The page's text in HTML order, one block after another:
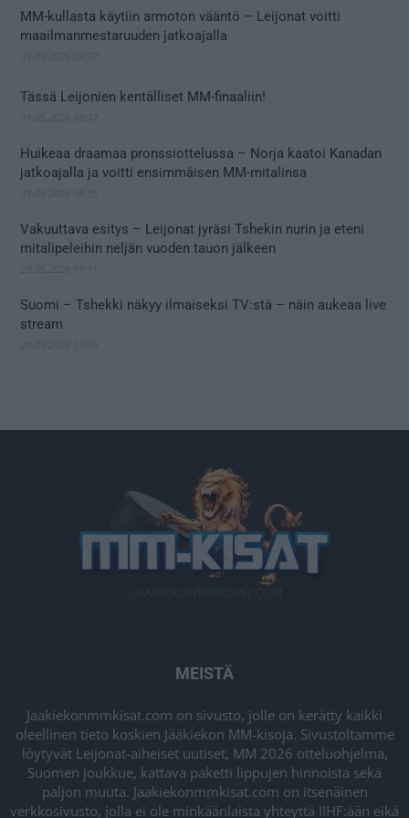
MM-kullasta käytiin armoton vääntö – Leijonat voitti
maailmanmestaruuden jatkoajalla
Tässä Leijonien kentälliset MM-finaaliin!
Huikeaa draamaa pronssiottelussa – Norja kaatoi Kanadan
jatkoajalla ja voitti ensimmäisen MM-mitalinsa
Vakuuttava esitys – Leijonat jyräsi Tshekin nurin ja eteni
mitalipeleihin neljän vuoden tauon jälkeen
Suomi – Tshekki näkyy ilmaiseksi TV:stä – näin aukeaa live
stream
MEISTÄ
Jaakiekonmmkisat.com on sivusto, jolle on kerätty kaikki
oleellinen tieto koskien Jääkiekon MM-kisoja. Sivustoltamme
löytyvät Leijonat-aiheiset uutiset, MM 2026 otteluohjelma,
Suomen joukkue, kattava paketti lippujen hinnoista sekä
paljon muuta. Jaakiekonmmkisat.com on itsenäinen
verkkosivusto, jolla ei ole minkäänlaista yhteyttä IIHF:ään eikä